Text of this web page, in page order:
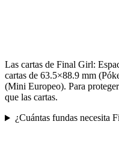
Las cartas de Final Girl:
cartas de 63.5×88.9 mm
(Mini Europeo). Para
que las cartas.
¿Cuántas fundas necesita